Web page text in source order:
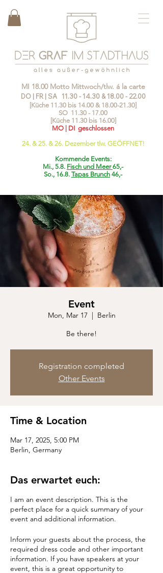
MI 18.00 Motto Mittwoch/tlw. á la carte
DO | FR | SA 11.30 - 14.30&18.00 - 22.00
[Küche 11.30 bis 14.00 & 18.00-21.30]
SO 11.30 - 17.00
[Küche 11.30 bis 16.00]
MO | DI geschlossen
24. & 25. & 26. Dezember tlw. GEÖFFNET!
Kommende Events:
Mi., 5.8. Fisch und Meer65,-
So., 16.8. Tapas Brunch 46,-
Event
Mon, Mar 17
  |
Berlin
Be there!
Registration completed
Other Events
Time & Location
Mar 17, 2025, 5:00 PM
Berlin, Germany
Das erwartet euch:
I am an event description. This is the
perfect place for a quick summary of your
event and additional information.
Inform your guests about the process, the
required dress code and other important
information. If you have speakers at your
event, this is a great opportunity to